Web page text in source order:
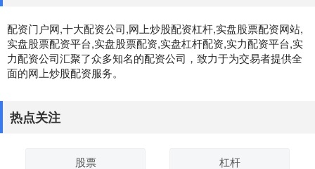
配资门户网,十大配资公司,网上炒股配资杠杆,实盘股票配资网站,
实盘股票配资平台,实盘股票配资,实盘杠杆配资,实力配资平台,实
力配资公司汇聚了众多知名的配资公司，致力于为交易者提供全
面的网上炒股配资服务。
热点关注
股票 杠杆